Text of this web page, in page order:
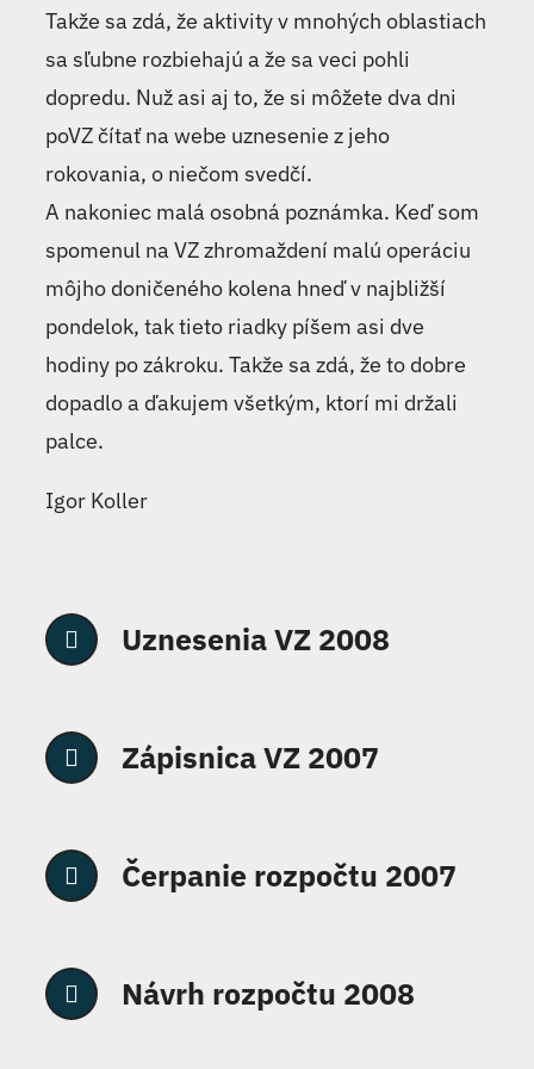
Takže sa zdá, že aktivity v mnohých oblastiach
sa sľubne rozbiehajú a že sa veci pohli
dopredu. Nuž asi aj to, že si môžete dva dni
poVZ čítať na webe uznesenie z jeho
rokovania, o niečom svedčí.
A nakoniec malá osobná poznámka. Keď som
spomenul na VZ zhromaždení malú operáciu
môjho doničeného kolena hneď v najbližší
pondelok, tak tieto riadky píšem asi dve
hodiny po zákroku. Takže sa zdá, že to dobre
dopadlo a ďakujem všetkým, ktorí mi držali
palce.
Igor Koller
Uznesenia VZ 2008
Zápisnica VZ 2007
Čerpanie rozpočtu 2007
Návrh rozpočtu 2008